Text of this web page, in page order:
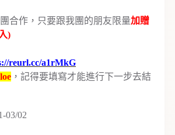
合作，只要跟我團的朋友限量加贈
)
reurl.cc/a1rMkG
，記得要填寫才能進行下一步去結
03/02